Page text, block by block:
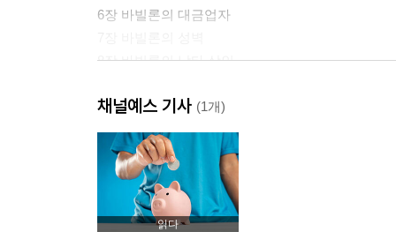
6장 바빌론의 대금업자
8장 바빌론의 낙타 상인
10장 바빌론에서 운이 가장 좋은 남자
11장 바빌론의 간략한 역사
2부 새로운 깨달음: 더 깊은 질문들
12장 부자가 되기 위해 공부하는 방법
채널예스 기사 (1개)
읽다